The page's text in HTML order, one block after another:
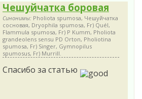
Чешуйчатка боровая
Синонимы: Pholiota spumosa, Чешуйчатка
сосновая, Dryophila spumosa, Fr) Quél,
Flammula spumosa, Fr) P Kumm, Pholiota
grandeolens sensu PD Orton, Pholiotina
spumosa, Fr) Singer, Gymnopilus
spumosus, Fr) Murrill.
Спасибо за статью